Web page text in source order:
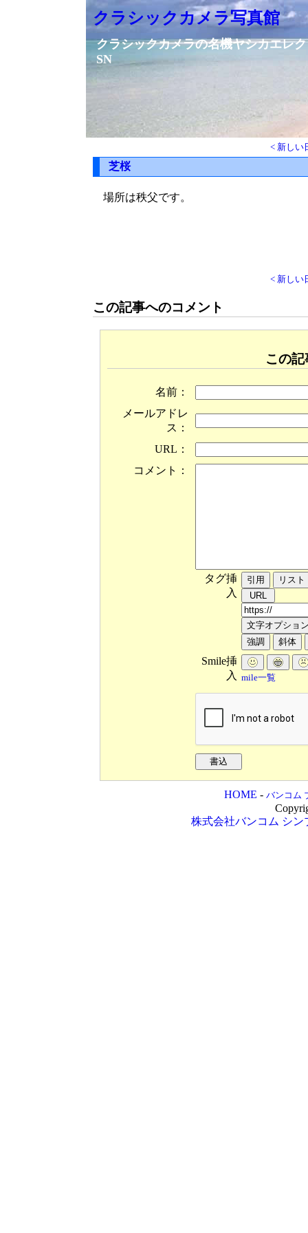
クラシックカメラ写真館
クラシックカメラの名機ヤシカエレ
SN
< 新しい
芝桜
場所は秩父です。
< 新しい
この記事へのコメント
この
名前：
メールアドレ
ス：
URL：
コメント：
タグ挿
入
Smile挿
入 mile一覧
HOME - バンコム
株式会社バンコム シン